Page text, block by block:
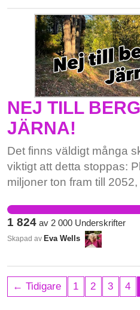
trafiklösningar.
NEJ TILL
JÄRNA!
Det finns väldigt många
viktigt att detta stoppas:
miljoner ton fram till 2052,
(för dom som tar 20 ton).
och allvarlig negativ
Römora, Lerhaga och
som dagligen skulle
Dessutom i hela 30 års
vägrenarna håller alls för
1 824 av 2 000 Underskrifter
Skapad av Eva Wells
← Tidigare 1 2 3 4